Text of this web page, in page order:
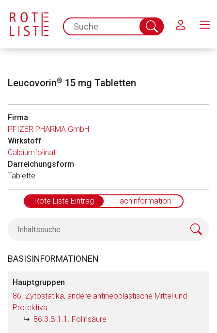
spc.search.input.placeholder
Suche
abschicken
Leucovorin® 15 mg Tabletten
Firma
PFIZER PHARMA GmbH
Wirkstoff
Calciumfolinat
Darreichungsform
Ta­blet­te
Rote Liste Eintrag Fachinformation
BASISINFORMATIONEN
Hauptgruppen
86. Zytostatika, andere antineoplastische Mittel und
Protektiva
86.3.B.1.1. Folinsäure